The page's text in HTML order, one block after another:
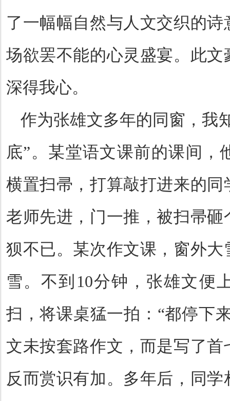
了一幅幅自然与人文交织的
场欲罢不能的心灵盛宴。此
深得我心。
作为张雄文多年的同窗，我
底”。某堂语文课前的课间，
横置扫帚，打算敲打进来的
老师先进，门一推，被扫帚
狈不已。某次作文课，窗外
雪。不到 10分钟，张雄文便
扫，将课桌猛一拍：“都停下
文未按套路作文，而是写了
反而赏识有加。多年后，同